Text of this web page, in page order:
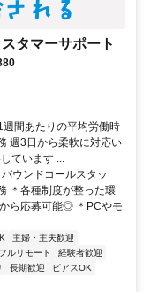
タマーサポート
間あたりの平均労働時
週3日から柔軟に対応い
ています ...
ウンドコールスタッ
＊各種制度が整った環
ら応募可能◎ ＊PCやモ
主婦・主夫歓迎
フルリモート
経験者歓迎
長期歓迎
ピアスOK